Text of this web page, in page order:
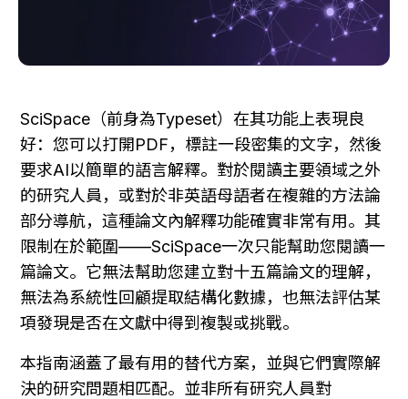
SciSpace（前身為Typeset）在其功能上表現良
好：您可以打開PDF，標註一段密集的文字，然後
要求AI以簡單的語言解釋。對於閱讀主要領域之外
的研究人員，或對於非英語母語者在複雜的方法論
部分導航，這種論文內解釋功能確實非常有用。其
限制在於範圍——SciSpace一次只能幫助您閱讀一
篇論文。它無法幫助您建立對十五篇論文的理解，
無法為系統性回顧提取結構化數據，也無法評估某
項發現是否在文獻中得到複製或挑戰。
本指南涵蓋了最有用的替代方案，並與它們實際解
決的研究問題相匹配。並非所有研究人員對